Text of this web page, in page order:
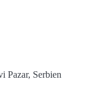
Pazar, Serbien